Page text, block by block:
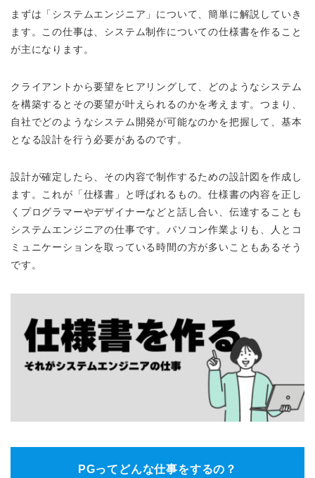
まずは「システムエンジニア」について、簡単に解説していき
ます。この仕事は、システム制作についての仕様書を作ること
が主になります。
クライアントから要望をヒアリングして、どのようなシステム
を構築するとその要望が叶えられるのかを考えます。つまり、
自社でどのようなシステム開発が可能なのかを把握して、基本
となる設計を行う必要があるのです。
設計が確定したら、その内容で制作するための設計図を作成し
ます。これが「仕様書」と呼ばれるもの。仕様書の内容を正し
くプログラマーやデザイナーなどと話し合い、伝達することも
システムエンジニアの仕事です。パソコン作業よりも、人とコ
ミュニケーションを取っている時間の方が多いこともあるそう
です。
PGってどんな仕事をするの？